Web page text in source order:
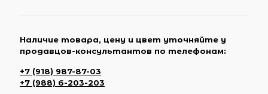
Наличие товара, цену и цвет уточняйте у
продавцов-консультантов по телефонам:
+7 (918) 987-87-03
+7 (988) 6-203-203